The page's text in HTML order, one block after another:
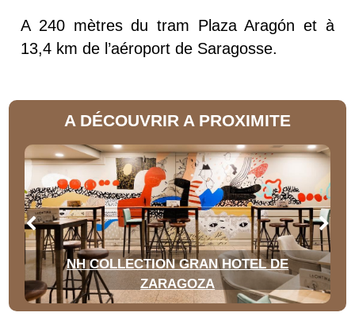
A 240 mètres du tram Plaza Aragón et à
13,4 km de l’aéroport de Saragosse.
A DÉCOUVRIR A PROXIMITE
NH COLLECTION GRAN HOTEL DE
ZARAGOZA